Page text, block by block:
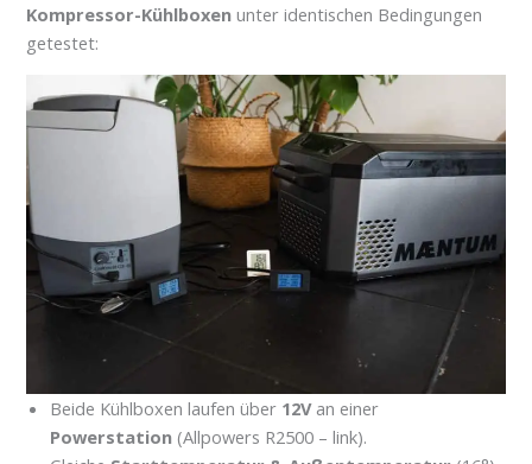
Kompressor-Kühlboxen unter identischen Bedingungen
getestet:
Beide Kühlboxen laufen über 12Van einer
Powerstation (Allpowers R2500 – link).